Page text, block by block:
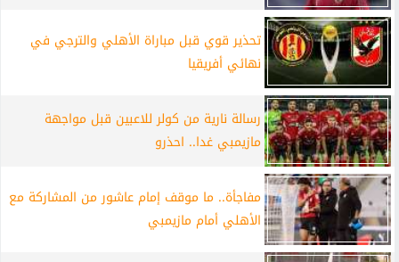
تحذير قوي قبل مباراة الأهلي والترجي في
نهائي أفريقيا
رسالة نارية من كولر للاعبين قبل مواجهة
مازيمبي غدا.. احذرو
مفاجأة.. ما موقف إمام عاشور من المشاركة مع
الأهلي أمام مازيمبي